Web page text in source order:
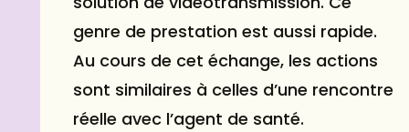
genre de prestation est aussi rapide.
Au cours de cet échange, les actions
sont similaires à celles d’une rencontre
réelle avec l’agent de santé.